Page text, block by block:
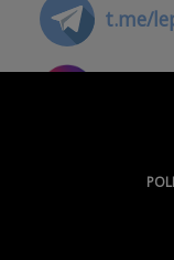
t.me/